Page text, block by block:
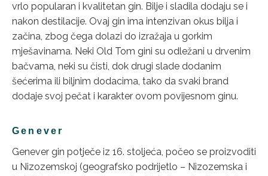
vrlo popularan i kvalitetan gin. Bilje i sladila dodaju se i
nakon destilacije. Ovaj gin ima intenzivan okus bilja i
začina, zbog čega dolazi do izražaja u gorkim
mješavinama. Neki Old Tom gini su odležani u drvenim
bačvama, neki su čisti, dok drugi slade dodanim
šećerima ili biljnim dodacima, tako da svaki brand
dodaje svoj pečat i karakter ovom povijesnom ginu.
Genever
Genever gin potječe iz 16. stoljeća, počeo se proizvoditi
u Nizozemskoj (geografsko podrijetlo – Nizozemska i